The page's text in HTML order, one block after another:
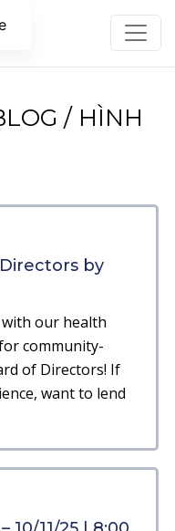
/ HÌNH
by
our health
community-
of Directors! If
want to lend